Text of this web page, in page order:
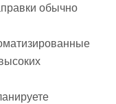
обычно